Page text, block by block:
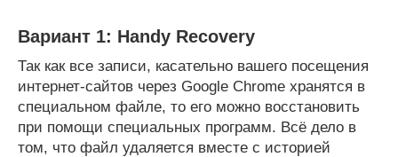
Вариант 1: Handy Recovery
Так как все записи, касательно вашего посещения
интернет-сайтов через Google Chrome хранятся в
специальном файле, то его можно восстановить
при помощи специальных программ. Всё дело в
том, что файл удаляется вместе с историей